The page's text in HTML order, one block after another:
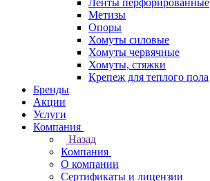
Ленты перфорированные
Метизы
Опоры
Хомуты силовые
Хомуты червячные
Хомуты, стяжки
Крепеж для теплого пола
Бренды
Акции
Услуги
Компания
Назад
Компания
О компании
Сертификаты и лицензии